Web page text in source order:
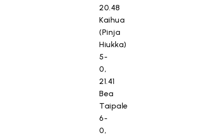
20.48
Kaihua
(Pinja
Hiukka)
5-
0,
21.41
Bea
Taipale
6-
0,